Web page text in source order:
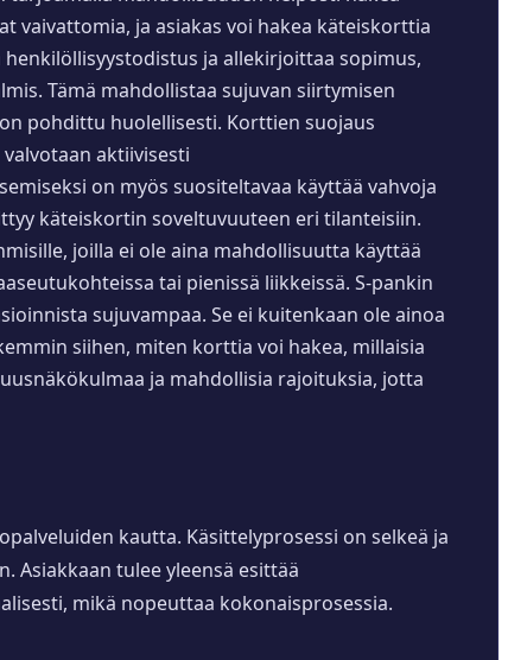
vaivattomia, ja asiakas voi hakea käteiskorttia
ja allekirjoittaa sopimus,
Tämä mahdollistaa sujuvan siirtymisen
pohdittu huolellisesti. Korttien suojaus
aktiivisesti
on myös suositeltavaa käyttää vahvoja
käteiskortin soveltuvuuteen eri tilanteisiin.
joilla ei ole aina mahdollisuutta käyttää
tai pienissä liikkeissä. S-pankin
sujuvampaa. Se ei kuitenkaan ole ainoa
siihen, miten korttia voi hakea, millaisia
ja mahdollisia rajoituksia, jotta
kautta. Käsittelyprosessi on selkeä ja
Asiakkaan tulee yleensä esittää
mikä nopeuttaa kokonaisprosessia.